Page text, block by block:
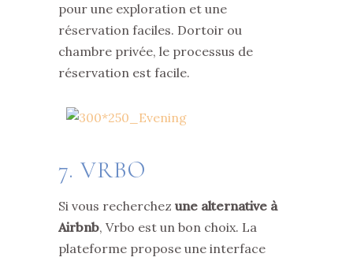
pour une exploration et une
réservation faciles. Dortoir ou
chambre privée, le processus de
réservation est facile.
7. VRBO
Si vous recherchez une alternative à
Airbnb, Vrbo est un bon choix. La
plateforme propose une interface